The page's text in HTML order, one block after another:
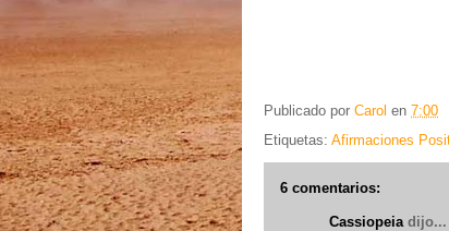
Publicado por Carol en 7:00
Etiquetas: Afirmaciones
6 comentarios:
Cassiopeiadijo...